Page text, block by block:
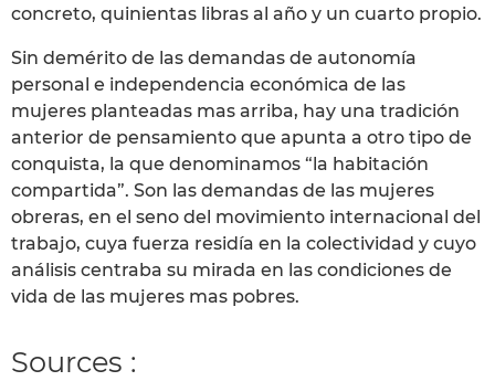
concreto, quinientas libras al año y un cuarto propio.
Sin demérito de las demandas de autonomía
personal e independencia económica de las
mujeres planteadas mas arriba, hay una tradición
anterior de pensamiento que apunta a otro tipo de
conquista, la que denominamos “la habitación
compartida”. Son las demandas de las mujeres
obreras, en el seno del movimiento internacional del
trabajo, cuya fuerza residía en la colectividad y cuyo
análisis centraba su mirada en las condiciones de
vida de las mujeres mas pobres.
Sources :